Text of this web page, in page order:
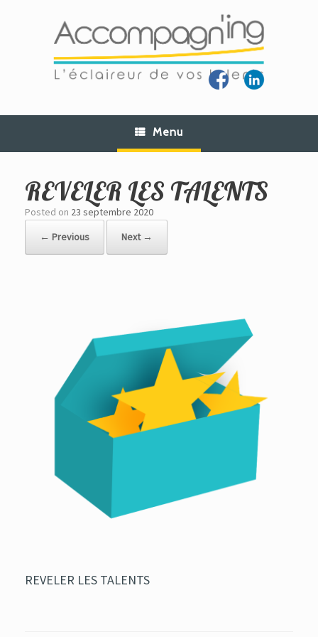
Menu
REVELER LES TALENTS
Posted on 23 septembre 2020
← Previous
Next →
REVELER LES TALENTS